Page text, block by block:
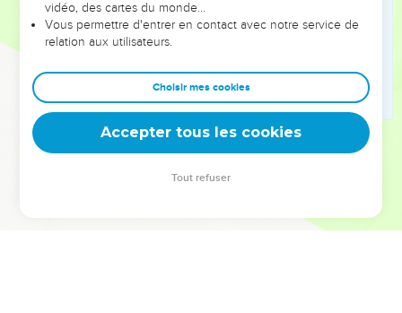
sont elles qui les ont façonnés.
Dans cette conférence, leaders, entrepreneurs, et responsables
clés pour avancer avec plus de sagesse afin que leurs erreurs
deviennent vos tremplins. Que vous guidiez un ministère, une
équipe, un groupe ou une famille, leur expérience est faite
vidéo, des cartes du monde…
Vous permettre d'entrer en contact avec notre service de
relation aux utilisateurs.
Choisir mes cookies
Accepter tous les cookies
Tout refuser